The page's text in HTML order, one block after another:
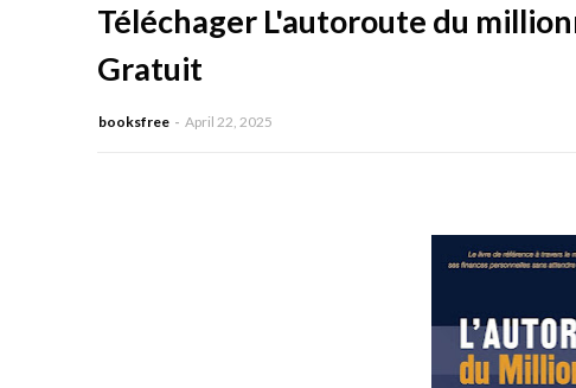
Téléchager L'autoroute du
Gratuit
booksfree April 22, 2025